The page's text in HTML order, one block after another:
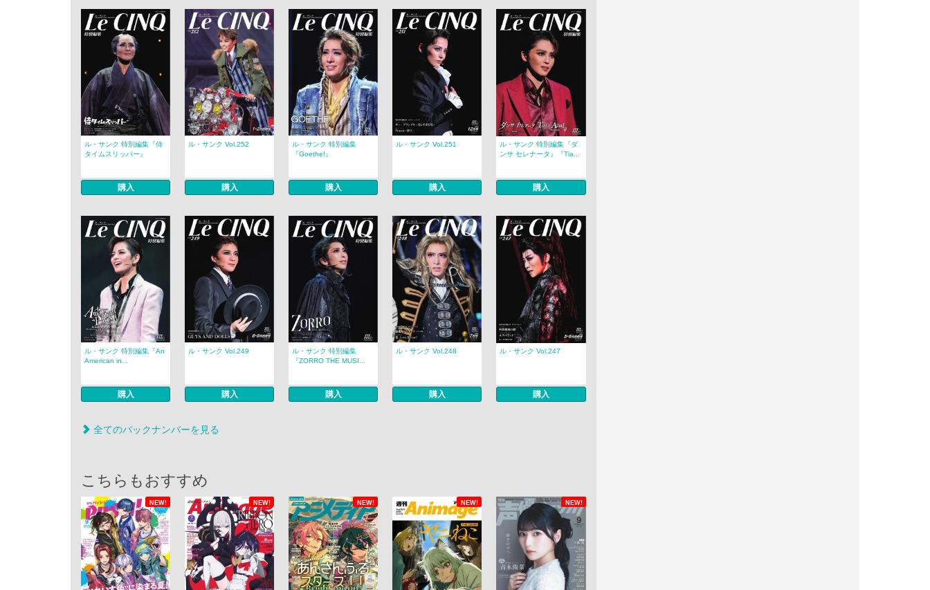
ル・サンク 特別編集『侍
タイムスリッパー』
購入
ル・サンク Vol.252
購入
ル・サンク 特別編集
『Goethe!』
購入
ル・サンク Vol.251
購入
ル・サンク 特別編集『ダ
ンサ セレナータ』『Tia...
購入
ル・サンク 特別編集『An
American in...
購入
ル・サンク Vol.249
購入
ル・サンク 特別編集
『ZORRO THE MUSI...
購入
ル・サンク Vol.248
購入
ル・サンク Vol.247
購入
全てのバックナンバーを見る
こちらもおすすめ
NEW! NEW! NEW! NEW! NEW!